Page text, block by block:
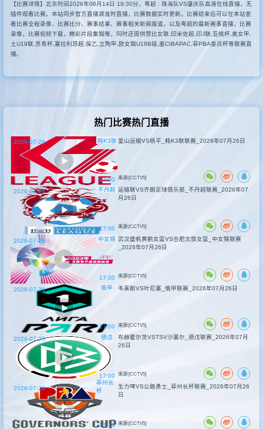
【比赛详情】北京时间2026年06月14日 19:30分，粤超 : 珠海队VS肇庆队高清在线直播，无
插件观看比赛。本站同步官方直播源准时直播，比赛数据实时更新。比赛结束后可以在本站查
看比赛全程录像、比赛比分、赛事结果、赛事相关新闻报道，以及粤超的最新赛事直播，比赛
录像，比赛视频下载，精彩片段集锦等。同时还提供赞比女联,印米佐超,印J联,亚挑杯,奥女甲,
土U19联,苏青杯,塞拉利昂超,保乙,立陶甲,欧女锦U18B级,墨CIBAPAC,菲PBA委员杯等联赛直
播。
热门比赛热门直播
韩K3联
17:00
2026-07-26 釜山运输VS杨平_韩K3联联赛_2026年07月26日
来源:[CCTV5]
不丹超
17:00
2026-07-26
运输联VS齐朗足球俱乐部_不丹超联赛_2026年07
月26日
来源:[CCTV5]
中女锦
17:00
2026-07-26
武汉盛帆黄鹤女篮VS合肥文旅女篮_中女锦联赛
_2026年07月26日
来源:[CCTV5]
俄甲
17:00
2026-07-26 韦莱斯VS叶尼塞_俄甲联赛_2026年07月26日
来源:[CCTV5]
德戊
17:00
2026-07-26
布赫霍尔茨VSTSV沙塞尔_德戊联赛_2026年07月
26日
来源:[CCTV5]
菲州长
杯
17:15
2026-07-26
生力啤VS公路勇士_菲州长杯联赛_2026年07月26
日
来源:[CCTV5]